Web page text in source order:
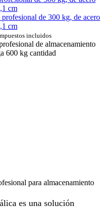
de 300 kg, de acero
cm
incluidos
de almacenamiento
600 kg cantidad
para almacenamiento
es una solución